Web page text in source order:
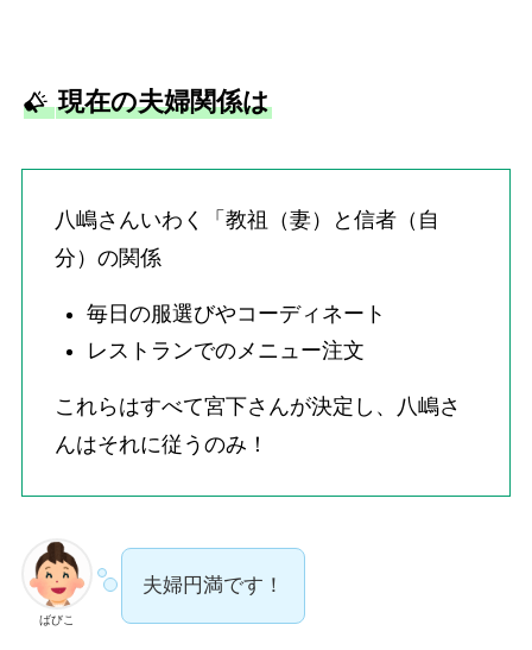
現在の夫婦関係は
八嶋さんいわく「教祖（妻）と信者（自
分）の関係
毎日の服選びやコーディネート
レストランでのメニュー注文
これらはすべて宮下さんが決定し、八嶋さ
んはそれに従うのみ！
ばびこ
夫婦円満です！